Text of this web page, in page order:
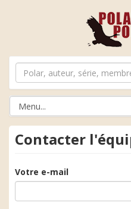
Contacter
Votre e-mail